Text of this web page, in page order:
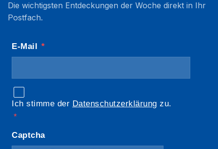
Die wichtigsten Entdeckungen der Woche direkt in Ihr
Postfach.